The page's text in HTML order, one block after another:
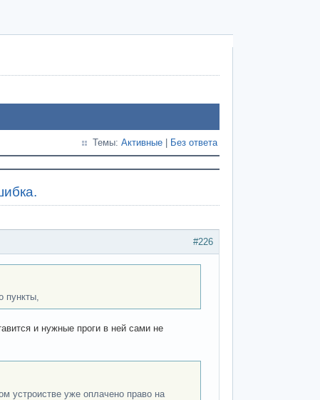
Темы: Активные Без ответа
#226
пункты,
и нужные проги в ней сами не
устроистве уже оплачено право на